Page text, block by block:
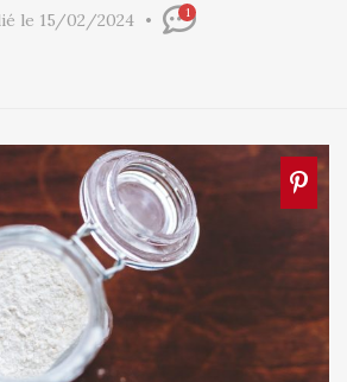
le 15/02/2024 1